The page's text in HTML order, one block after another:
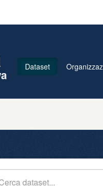
Dataset